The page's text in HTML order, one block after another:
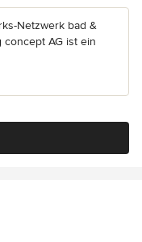
Netzwerk bad &
AG ist ein